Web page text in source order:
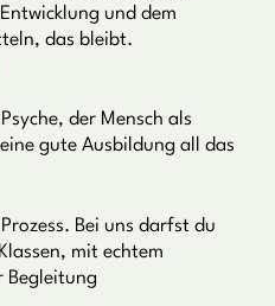
und dem
das bleibt.
der Mensch als
gute Ausbildung all das
Bei uns darfst du
mit echtem
Begleitung